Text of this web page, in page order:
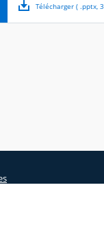
Télécharger( .pptx,